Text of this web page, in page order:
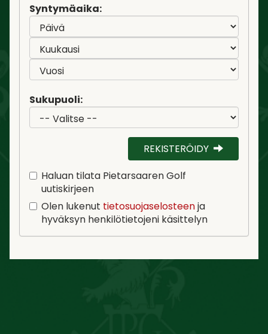
Syntymäaika:
Sukupuoli:
REKISTERÖIDY
Haluan tilata Pietarsaaren Golf
uutiskirjeen
Olen lukenut tietosuojaselosteenja
hyväksyn henkilötietojeni käsittelyn